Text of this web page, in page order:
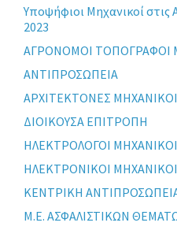
Yποψήφιοι Μηχανικοί στις
2023
ΑΓΡΟΝΟΜΟΙ ΤΟΠΟΓΡΑΦΟΙ
ΑΝΤΙΠΡΟΣΩΠΕΙΑ
ΑΡΧΙΤΕΚΤΟΝΕΣ ΜΗΧΑΝΙΚΟΙ
ΔΙΟΙΚΟΥΣΑ ΕΠΙΤΡΟΠΗ
ΗΛΕΚΤΡΟΛΟΓΟΙ ΜΗΧΑΝΙΚΟΙ
ΗΛΕΚΤΡΟΝΙΚΟΙ ΜΗΧΑΝΙΚΟΙ
ΚΕΝΤΡΙΚΗ
Μ.Ε. ΑΣΦΑΛΙΣΤΙΚΩΝ